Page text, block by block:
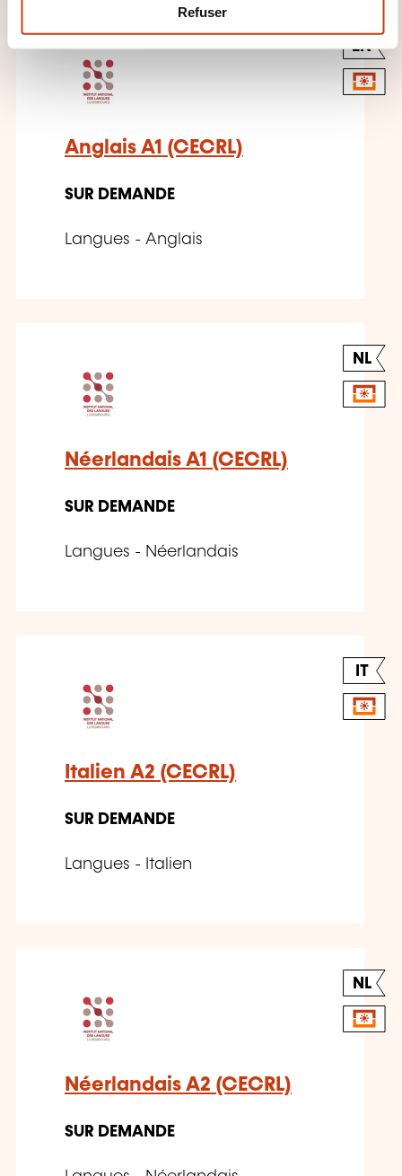
n
Refuser
EN
Anglais A1 (CECRL)
SUR DEMANDE
Langues - Anglais
NL
Néerlandais A1 (CECRL)
SUR DEMANDE
Langues - Néerlandais
IT
Italien A2 (CECRL)
SUR DEMANDE
Langues - Italien
NL
Néerlandais A2 (CECRL)
SUR DEMANDE